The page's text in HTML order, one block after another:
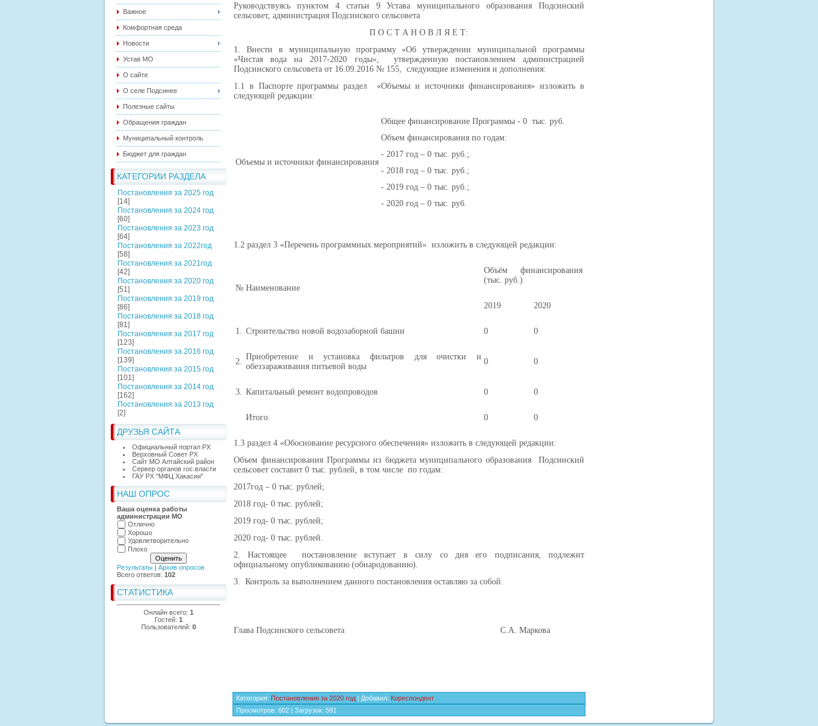
Важное
Комфортная среда
Новости
Устав МО
О сайте
О селе Подсинее
Полезные сайты
Обращения граждан
Муниципальный контроль
Бюджет для граждан
КАТЕГОРИИ РАЗДЕЛА
Постановления за 2025 год
[14]
Постановления за 2024 год
[60]
Постановления за 2023 год
[64]
Постановления за 2022год
[58]
Постановления за 2021год
[42]
Постановления за 2020 год
[51]
Постановления за 2019 год
[86]
Постановления за 2018 год
[81]
Постановления за 2017 год
[123]
Постановления за 2016 год
[139]
Постановления за 2015 год
[101]
Постановления за 2014 год
[162]
Постановления за 2013 год
[2]
ДРУЗЬЯ САЙТА
Официальный портал РХ
Верховный Совет РХ
Сайт МО Алтайский район
Сервер органов гос.власти
ГАУ РХ "МФЦ Хакасии"
НАШ ОПРОС
Ваша оценка работы
администрации МО
Отлично
Хорошо
Удовлетворительно
Плохо
Результаты
Архив опросов
Всего ответов: 102
СТАТИСТИКА
Онлайн всего: 1
Гостей: 1
Пользователей: 0
Руководствуясь пунктом 4 статьи 9 Устава муниципального образования Подсинский
сельсовет, администрация Подсинского сельсовета
П О С Т А Н О В Л Я Е Т:
1. Внести в муниципальную программу «Об утверждении муниципальной программы
«Чистая вода на 2017-2020 годы», утвержденную постановлением администрацией
Подсинского сельсовета от 16.09.2016 № 155, следующие изменения и дополнения:
1.1 в Паспорте программы раздел «Объемы и источники финансирования» изложить в
следующей редакции:
Объемы и источники финансирования
Общее финансирование Программы - 0 тыс. руб.
Объем финансирования по годам:
- 2017 год – 0 тыс. руб.;
- 2018 год – 0 тыс. руб.;
- 2019 год – 0 тыс. руб.;
- 2020 год – 0 тыс. руб.
1.2 раздел 3 «Перечень программных мероприятий» изложить в следующей редакции:
№ Наименование
Объём финансирования
(тыс. руб.)
2019 2020
1. Строительство новой водозаборной башни 0 0
2.
Приобретение и установка фильтров для очистки и
обеззараживания питьевой воды
0 0
3. Капитальный ремонт водопроводов 0 0
Итого: 0 0
1.3 раздел 4 «Обоснование ресурсного обеспечения» изложить в следующей редакции:
Объем финансирования Программы из бюджета муниципального образования Подсинский
сельсовет составит 0 тыс. рублей, в том числе по годам:
2017год – 0 тыс. рублей;
2018 год- 0 тыс. рублей;
2019 год- 0 тыс. рублей;
2020 год- 0 тыс. рублей.
2. Настоящее постановление вступает в силу со дня его подписания, подлежит
официальному опубликованию (обнародованию).
3. Контроль за выполнением данного постановления оставляю за собой.
Глава Подсинского сельсовета С.А. Маркова
Категория: Постановления за 2020 год | Добавил: Кореспондент
Просмотров: 602 | Загрузок: 591